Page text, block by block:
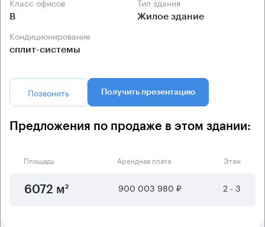
B Жилое здание
Кондиционирование
сплит-системы
Позвонить Получить презентацию
Предложения по продаже в этом здании:
Площадь Арендная плата Этаж
6072 м² 900 003 980 ₽ 2 - 3